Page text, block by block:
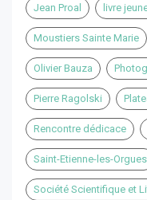
Jean Proal livre
Moustiers Sainte Marie
Olivier Bauza
Pierre Ragolski
Rencontre dédicace
Saint-Etienne-les-Orgues
Société Scientifique et